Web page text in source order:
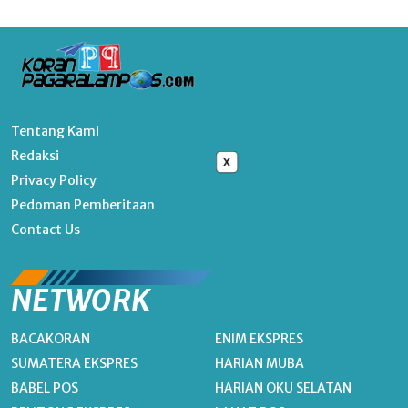
x
Tentang Kami
Redaksi
Privacy Policy
Pedoman Pemberitaan
Contact Us
NETWORK
BACAKORAN
SUMATERA EKSPRES
BABEL POS
ENIM EKSPRES
HARIAN MUBA
HARIAN OKU SELATAN